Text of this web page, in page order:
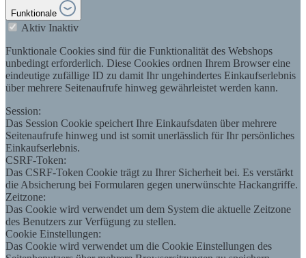
Funktionale
Aktiv Inaktiv
Funktionale Cookies sind für die Funktionalität des Webshops
unbedingt erforderlich. Diese Cookies ordnen Ihrem Browser eine
eindeutige zufällige ID zu damit Ihr ungehindertes Einkaufserlebnis
über mehrere Seitenaufrufe hinweg gewährleistet werden kann.
Session:
Das Session Cookie speichert Ihre Einkaufsdaten über mehrere
Seitenaufrufe hinweg und ist somit unerlässlich für Ihr persönliches
Einkaufserlebnis.
CSRF-Token:
Das CSRF-Token Cookie trägt zu Ihrer Sicherheit bei. Es verstärkt
die Absicherung bei Formularen gegen unerwünschte Hackangriffe.
Zeitzone:
Das Cookie wird verwendet um dem System die aktuelle Zeitzone
des Benutzers zur Verfügung zu stellen.
Cookie Einstellungen:
Das Cookie wird verwendet um die Cookie Einstellungen des